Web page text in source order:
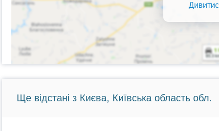
Ще відстані з Києва, Київська область обл.